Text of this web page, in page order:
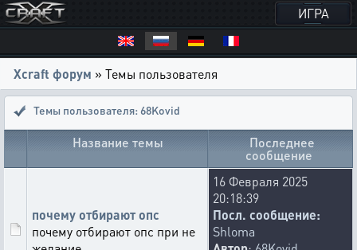
ИГРА
Xcraft форум » Темы пользователя
Темы пользователя: 68Kovid
Название темы Последнее
сообщение
почему отбирают опс
почему отбирают опс при не
16 Февраля 2025
20:18:39
Посл. сообщение:
Shloma